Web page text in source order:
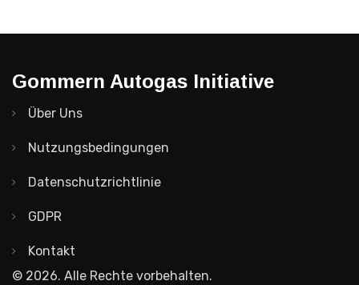
Gommern Autogas Initiative
Über Uns
Nutzungsbedingungen
Datenschutzrichtlinie
GDPR
Kontakt
© 2026. Alle Rechte vorbehalten.